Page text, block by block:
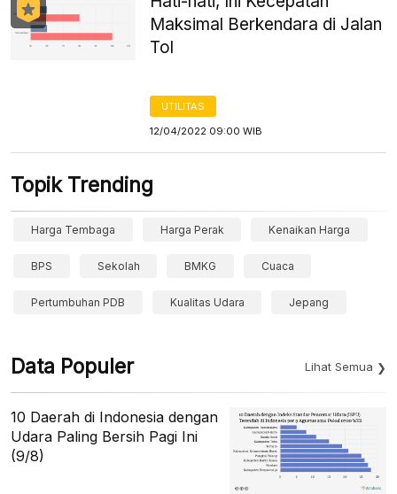
Maksimal Berkendara di Jalan
Tol
UTILITAS
12/04/2022 09:00 WIB
Topik Trending
Harga Tembaga Harga Perak Kenaikan Harga
BPS Sekolah BMKG Cuaca
Pertumbuhan PDB Kualitas Udara Jepang
Data Populer Lihat Semua
10 Daerah di Indonesia dengan
Udara Paling Bersih Pagi Ini
(9/8)